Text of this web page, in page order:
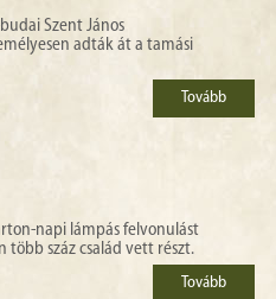
Szent János
adták át a tamási
Tovább
napi lámpás felvonulást
több száz család vett részt.
Tovább